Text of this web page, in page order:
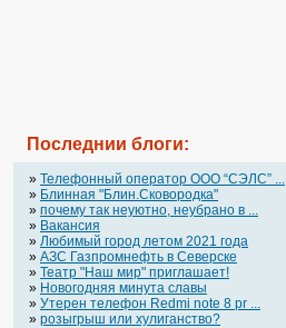
Последнии блоги:
» Телефонный оператор OOO “СЭЛС” ...
» Блинная "Блин.Сковородка"
» почему так неуютно, неубрано в ...
» Вакансия
» Любимый город летом 2021 года
» АЗС Газпромнефть в Северске
» Театр "Наш мир" приглашает!
» Новогодняя минута славы
» Утерен телефон Redmi note 8 pr ...
» розыгрыш или хулиганство?